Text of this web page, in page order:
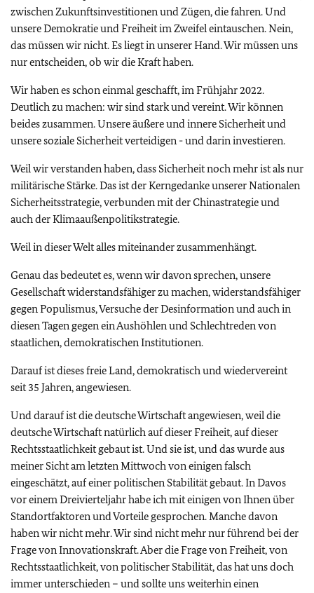
zwischen Zukunftsinvestitionen und Zügen, die fahren. Und
unsere Demokratie und Freiheit im Zweifel eintauschen. Nein,
das müssen wir nicht. Es liegt in unserer Hand. Wir müssen uns
nur entscheiden, ob wir die Kraft haben.
Wir haben es schon einmal geschafft, im Frühjahr 2022.
Deutlich zu machen: wir sind stark und vereint. Wir können
beides zusammen. Unsere äußere und innere Sicherheit und
unsere soziale Sicherheit verteidigen - und darin investieren.
Weil wir verstanden haben, dass Sicherheit noch mehr ist als nur
militärische Stärke. Das ist der Kerngedanke unserer Nationalen
Sicherheitsstrategie, verbunden mit der Chinastrategie und
auch der Klimaaußenpolitikstrategie.
Weil in dieser Welt alles miteinander zusammenhängt.
Genau das bedeutet es, wenn wir davon sprechen, unsere
Gesellschaft widerstandsfähiger zu machen, widerstandsfähiger
gegen Populismus, Versuche der Desinformation und auch in
diesen Tagen gegen ein Aushöhlen und Schlechtreden von
staatlichen, demokratischen Institutionen.
Darauf ist dieses freie Land, demokratisch und wiedervereint
seit 35 Jahren, angewiesen.
Und darauf ist die deutsche Wirtschaft angewiesen, weil die
deutsche Wirtschaft natürlich auf dieser Freiheit, auf dieser
Rechtsstaatlichkeit gebaut ist. Und sie ist, und das wurde aus
meiner Sicht am letzten Mittwoch von einigen falsch
eingeschätzt, auf einer politischen Stabilität gebaut. In Davos
vor einem Dreivierteljahr habe ich mit einigen von Ihnen über
Standortfaktoren und Vorteile gesprochen. Manche davon
haben wir nicht mehr. Wir sind nicht mehr nur führend bei der
Frage von Innovationskraft. Aber die Frage von Freiheit, von
Rechtsstaatlichkeit, von politischer Stabilität, das hat uns doch
immer unterschieden – und sollte uns weiterhin einen